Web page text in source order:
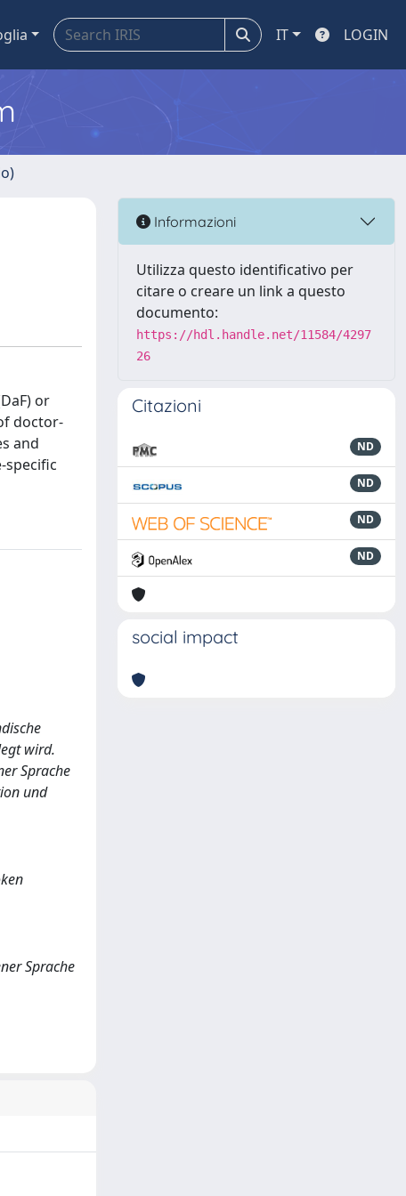
IT LOGIN
or
doctor-
and
specific
wird.
Sprache
und
Sprache
Informazioni
Utilizza questo identificativo per
citare o creare un link a questo
documento:
https://hdl.handle.net/11584/4297
26
Citazioni
ND
ND
ND
ND
social impact